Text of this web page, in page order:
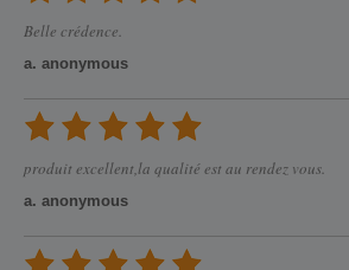
Belle crédence.
a. anonymous
produit excellent,la qualité est au rendez vous.
a. anonymous